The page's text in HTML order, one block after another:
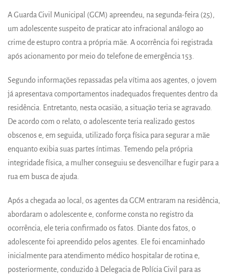
A Guarda Civil Municipal (GCM) apreendeu, na segunda-feira (25),
um adolescente suspeito de praticar ato infracional análogo ao
crime de estupro contra a própria mãe. A ocorrência foi registrada
após acionamento por meio do telefone de emergência 153.
Segundo informações repassadas pela vítima aos agentes, o jovem
já apresentava comportamentos inadequados frequentes dentro da
residência. Entretanto, nesta ocasião, a situação teria se agravado.
De acordo com o relato, o adolescente teria realizado gestos
obscenos e, em seguida, utilizado força física para segurar a mãe
enquanto exibia suas partes íntimas. Temendo pela própria
integridade física, a mulher conseguiu se desvencilhar e fugir para a
rua em busca de ajuda.
Após a chegada ao local, os agentes da GCM entraram na residência,
abordaram o adolescente e, conforme consta no registro da
ocorrência, ele teria confirmado os fatos. Diante dos fatos, o
adolescente foi apreendido pelos agentes. Ele foi encaminhado
inicialmente para atendimento médico hospitalar de rotina e,
posteriormente, conduzido à Delegacia de Polícia Civil para as